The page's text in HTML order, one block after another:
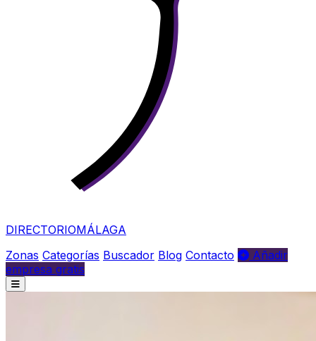
DIRECTORIOMÁLAGA
Zonas Categorías Buscador Blog Contacto
Añadir
empresa gratis